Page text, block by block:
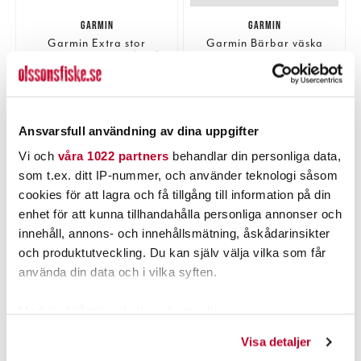
Ansvarsfull användning av dina uppgifter
Vi och våra 1022 partners behandlar din personliga data,
som t.ex. ditt IP-nummer, och använder teknologi såsom
cookies för att lagra och få tillgång till information på din
enhet för att kunna tillhandahålla personliga annonser och
innehåll, annons- och innehållsmätning, åskådarinsikter
och produktutveckling. Du kan själv välja vilka som får
använda din data och i vilka syften.
Visa detaljer
GARMIN
Garmin Extra stor
bärväska och bas (BV*)
Nuvarande pris
1 699,00 krTidigare pris
1 699,00 kr
LÄGG I VARUKORGEN
GARMIN
Garmin Bärbar väska
Nuvarande pris:
Tidigare pris:
449,00 kr
LÄGG I VARUKORGEN